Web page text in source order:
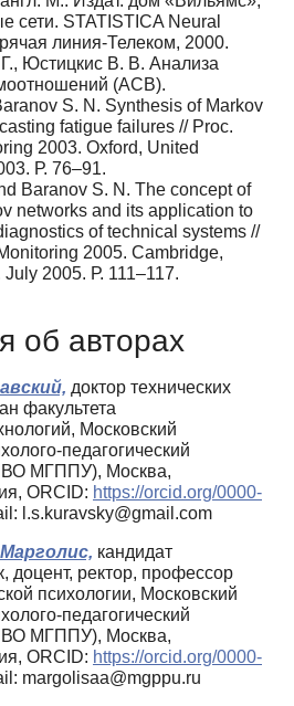
сети. STATISTICA Neural
линия-Телеком, 2000.
Юстицкис В. В. Анализа
(АСВ).
S. N. Synthesis of Markov
fatigue failures // Proc.
2003. Oxford, United
Р. 76–91.
Baranov S. N. The concept of
networks and its application to
of technical systems //
2005. Cambridge,
2005. Р. 111–117.
об авторах
доктор технических
факультета
Московский
педагогический
ВО МГППУ), Москва,
ORCID: https://orcid.org/0000-
l.s.kuravsky@gmail.com
кандидат
доцент, ректор, профессор
психологии, Московский
педагогический
ВО МГППУ), Москва,
ORCID: https://orcid.org/0000-
margolisaa@mgppu.ru